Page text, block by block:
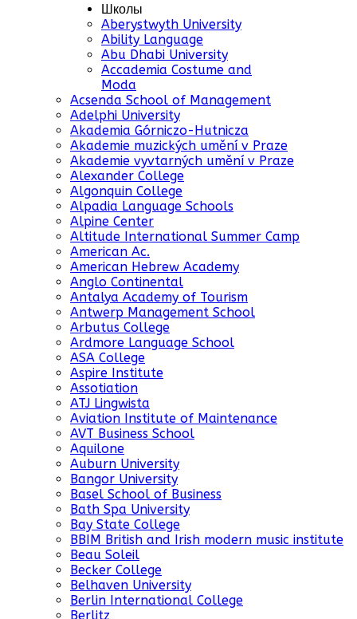
Школы
Aberystwyth University
Ability Language
Abu Dhabi University
Accademia Costume and
Moda
Acsenda School of Management
Adelphi University
Akademia Górniczo-Hutnicza
Akademie muzických umění v Praze
Akademie vyvtarných umění v Praze
Alexander College
Algonquin College
Alpadia Language Schools
Alpine Center
Altitude International Summer Camp
American Ac.
American Hebrew Academy
Anglo Continental
Antalya Academy of Tourism
Antwerp Management School
Arbutus College
Ardmore Language School
ASA College
Aspire Institute
Assotiation
ATJ Lingwista
Aviation Institute of Maintenance
AVT Business School
Aquilone
Auburn University
Bangor University
Basel School of Business
Bath Spa University
Bay State College
BBIM British and Irish modern music institute
Beau Soleil
Becker College
Belhaven University
Berlin International College
Berlitz